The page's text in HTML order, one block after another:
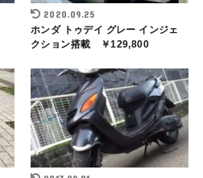
2020.09.25
ホンダ トゥデイ グレー インジェ
クション搭載 ￥129,800